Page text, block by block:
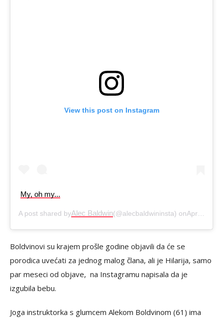
View this post on Instagram
My, oh my...
A post shared byAlec Baldwin(@alecbaldwininsta) onApr 6, 2020 at 3:27pm PDT
Boldvinovi su krajem prošle godine objavili da će se
porodica uvećati za jednog malog člana, ali je Hilarija, samo
par meseci od objave, na Instagramu napisala da je
izgubila bebu.
Joga instruktorka s glumcem Alekom Boldvinom (61) ima